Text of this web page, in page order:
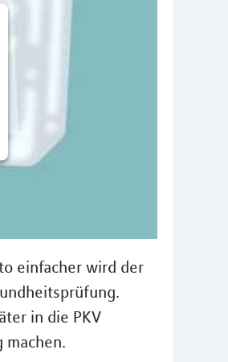
einfacher wird der
in die PKV
machen.